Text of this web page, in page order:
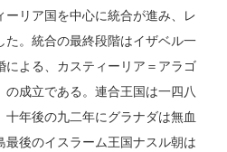
リア国を中心に統合が進み、レ
。統合の最終段階はイザベル一
よる、カスティーリア＝アラゴ
成立である。連合王国は一四八
年後の九二年にグラナダは無血
後のイスラーム王国ナスル朝は